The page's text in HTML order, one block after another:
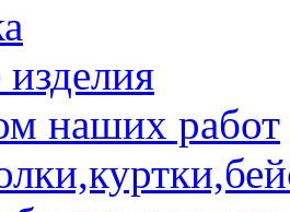
наших работ